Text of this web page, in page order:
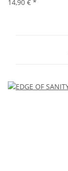
14,90 € *